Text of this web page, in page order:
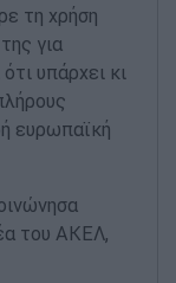
τη χρήση
για
υπάρχει κι
ευρωπαϊκή
του ΑΚΕΛ,